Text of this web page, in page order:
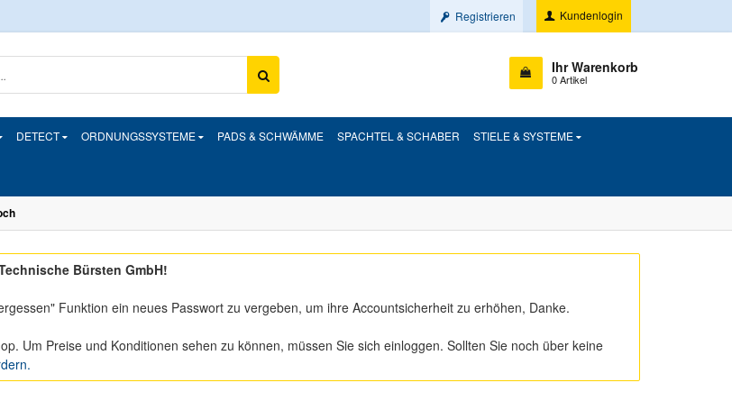
Registrieren Kundenlogin
Ihr Warenkorb
0 Artikel
DETECT ORDNUNGSSYSTEME PADS & SCHWÄMME SPACHTEL & SCHABER STIELE & SYSTEME
Bürsten GmbH!
Funktion ein neues Passwort zu vergeben, um ihre Accountsicherheit zu erhöhen, Danke.
Um Preise und Konditionen sehen zu können, müssen Sie sich einloggen. Sollten Sie noch über keine